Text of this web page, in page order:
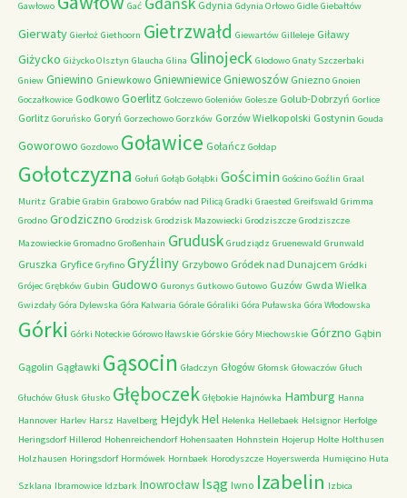
Gawłowo Gać Gdynia Gdynia Orłowo Gidle Giebałtów
Gierwaty Gierłoż Giethoorn Gietrzwałd Giewartów Gilleleje Giławy
Giżycko Giżycko Olsztyn Glaucha Glina Glinojeck Glodowo Gnaty Szczerbaki
Gniew Gniewino Gniewkowo GniewniewiceGniewoszów Gniezno Gnoien
Goczałkowice Godkowo Goerlitz Golczewo Goleniów Golesze Golub-Dobrzyń Gorlice
Gorlitz Goruńsko Goryń Gorzechowo Gorzków Gorzów Wielkopolski Gostynin Gouda
Goworowo Gozdowo Goławice Gołańcz Gołdap
Gołotczyzna Gołuń Gołąb Gołąbki Gościmin Gościno Goźlin Graal
Muritz Grabie Grabin Grabowo Grabów nad Pilicą Gradki Graested Greifswald Grimma
Grodno Grodziczno Grodzisk Grodzisk Mazowiecki Grodziszcze Grodziszcze
Mazowieckie Gromadno Großenhain Grudusk Grudziądz Gruenewald Grunwald
Gruszka Gryfice Gryfino Gryźliny Grzybowo Gródek nad Dunajcem Gródki
Grójec Grębków Gubin Gudowo Guronys Gutkowo Gutowo Guzów Gwda Wielka
Gwizdały Góra Dylewska Góra Kalwaria Górale Góraliki Góra Puławska Góra Włodowska
Górki Górki Noteckie Górowo Iławskie Górskie Góry Miechowskie Górzno Gąbin
Gągolin Gągławki Gąsocin Gładczyn Głogów Głomsk Głowaczów Głuch
Głuchów Głusk Głusko Głęboczek Głębokie Hajnówka Hamburg Hanna
Hannover Harlev Harsz Havelberg HejdykHel Helenka Hellebaek Helsignor Herfolge
Heringsdorf Hillerod Hohenreichendorf Hohensaaten Hohnstein Hojerup Holte Holthusen
Holzhausen Horingsdorf Hormówek Hornbaek Horodyszcze Hoyerswerda Humięcino Huta
Szklana Ibramowice Idzbark Inowrocław Isąg Iwno Izabelin Izbica